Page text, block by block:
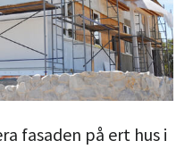
fasaden på ert hus i